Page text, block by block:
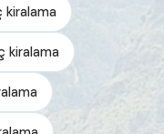
kiralama
kiralama